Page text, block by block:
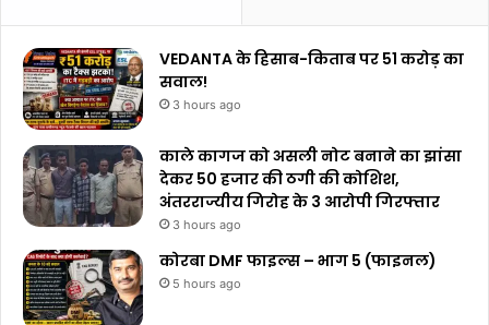
VEDANTA के हिसाब-किताब पर ₹51 करोड़ का
सवाल!
3 hours ago
काले कागज को असली नोट बनाने का झांसा
देकर 50 हजार की ठगी की कोशिश,
अंतरराज्यीय गिरोह के 3 आरोपी गिरफ्तार
3 hours ago
कोरबा DMF फाइल्स – भाग 5 (फाइनल)
5 hours ago